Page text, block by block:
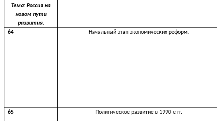
Тема: Россия на
новом пути
развития.
64
Начальный этап экономических реформ.
65 Политическое развитие в 1990-е гг.